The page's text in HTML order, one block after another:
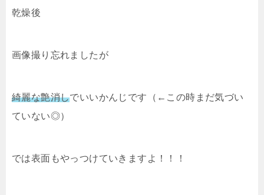
乾燥後
画像撮り忘れましたが
綺麗な艶消しでいいかんじです（←この時まだ気づい
ていない◎）
では表面もやっつけていきますよ！！！